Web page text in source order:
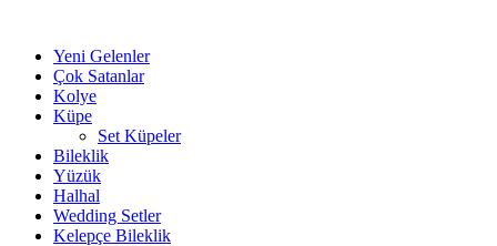
Yeni Gelenler
Çok Satanlar
Kolye
Küpe
Set Küpeler
Bileklik
Yüzük
Halhal
Wedding Setler
Kelepçe Bileklik